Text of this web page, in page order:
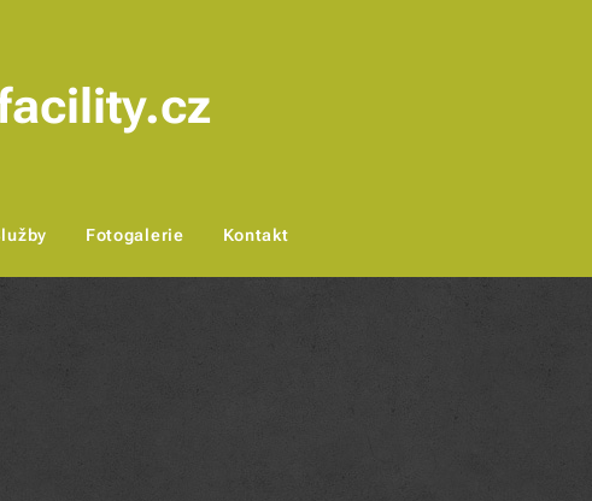
Fotogalerie Kontakt